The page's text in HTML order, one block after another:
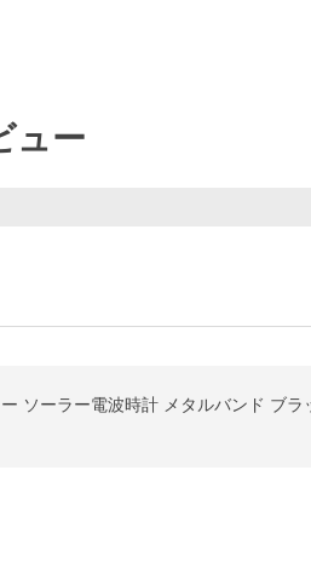
ュー
ソーラー電波時計 メタルバンド ブ